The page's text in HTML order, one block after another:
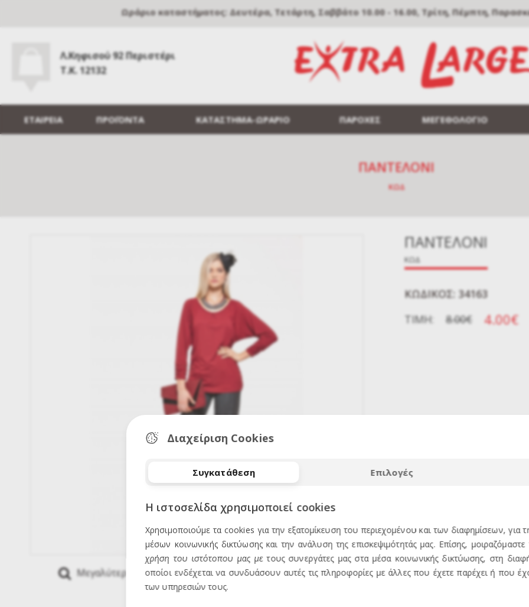
Λ.Κηφισού 92 Περιστέρι
Τ.Κ. 12132
ΕΤΑΙΡΕΙΑ ΠΡΟΪΟΝΤΑ ΚΑΤΑΣΤΗΜΑ-ΩΡΑΡΙΟ ΠΑΡΟΧΕΣ ΜΕΓΕΘΟΛΟΓΙΟ
ΠΑΝΤΕΛΟΝΙ
ΚΩΔ
ΠΑΝΤΕΛΟΝΙ
ΚΩΔ
KΩΔΙΚΌΣ: 34163
Μεγαλύτερη Εικόνα Mouse over to zoom
ΤΙΜΉ: 8.00€ 4.00€
Ωράριο καταστήματος: Δευτέρα, Τετάρτη, Σαββάτο 10.00 - 16.00, Τρίτη, Πέμπτη,
Διαχείριση Cookies
Συγκατάθεση Επιλογές
Η ιστοσελίδα χρησιμοποιεί cookies
Χρησιμοποιούμε τα cookies για την εξατομίκευση του περιεχομένου και των διαφημίσεων, για
μέσων κοινωνικής δικτύωσης και την ανάλυση της επισκεψιμότητάς μας. Επίσης,
χρήση του ιστότοπου μας με τους συνεργάτες μας στα μέσα κοινωνικής δικτύωσης, στη
οποίοι ενδέχεται να συνδυάσουν αυτές τις πληροφορίες με άλλες που έχετε παρέχει ή που
των υπηρεσιών τους.